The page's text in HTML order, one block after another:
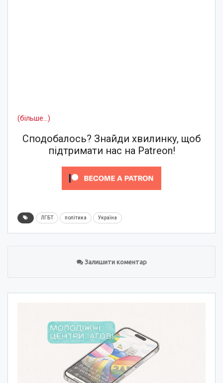
(більше…)
Сподобалось? Знайди хвилинку, щоб
підтримати нас на Patreon!
ЛГБТ політика Україна
Залишити коментар